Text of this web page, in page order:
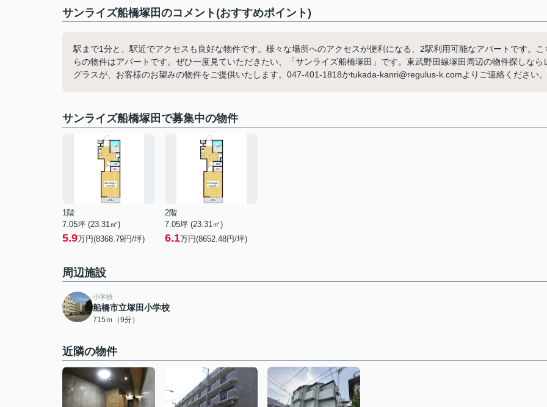
サンライズ船橋塚田のコメント(おすすめポイント)
駅まで1分と、駅近でアクセスも良好な物件です。様々な場所へのアクセスが便利になる、2駅利用可能なアパートです。こ
らの物件はアパートです。ぜひ一度見ていただきたい、「サンライズ船橋塚田」です。東武野田線塚田周辺の物件探しなら
グラスが、お客様のお望みの物件をご提供いたします。047-401-1818かtukada-kanri@regulus-k.comよりご連絡ください。
サンライズ船橋塚田で募集中の物件
1階
7.05坪 (23.31㎡)
5.9万円(8368.79円/坪)
2階
7.05坪 (23.31㎡)
6.1万円(8652.48円/坪)
周辺施設
小学校
船橋市立塚田小学校
715ｍ（9分）
近隣の物件